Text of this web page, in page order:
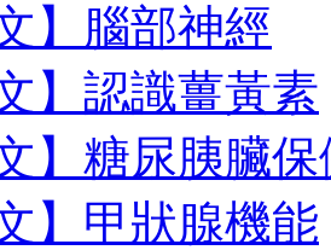
】腦部神經
】認識薑黃素
】糖尿胰臟
】甲狀腺機能